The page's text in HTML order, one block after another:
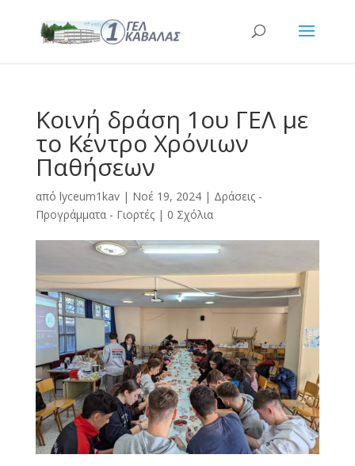
Κοινή δράση 1ου ΓΕΛ με
το Κέντρο Χρόνιων
Παθήσεων
από lyceum1kav| Νοέ 19, 2024| Δράσεις -
Προγράμματα - Γιορτές| 0 Σχόλια